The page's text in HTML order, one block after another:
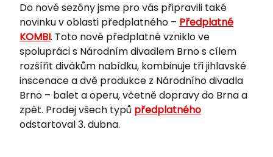
Do nové sezóny jsme pro vás připravili také
novinku v oblasti předplatného – Předplatné
KOMBI. Toto nové předplatné vzniklo ve
spolupráci s Národním divadlem Brno s cílem
rozšířit divákům nabídku, kombinuje tři jihlavské
inscenace a dvě produkce z Národního divadla
Brno – balet a operu, včetně dopravy do Brna a
zpět. Prodej všech typů předplatného
odstartoval 3. dubna.